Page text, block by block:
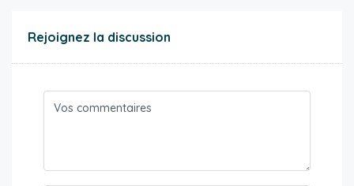
Rejoignez la discussion